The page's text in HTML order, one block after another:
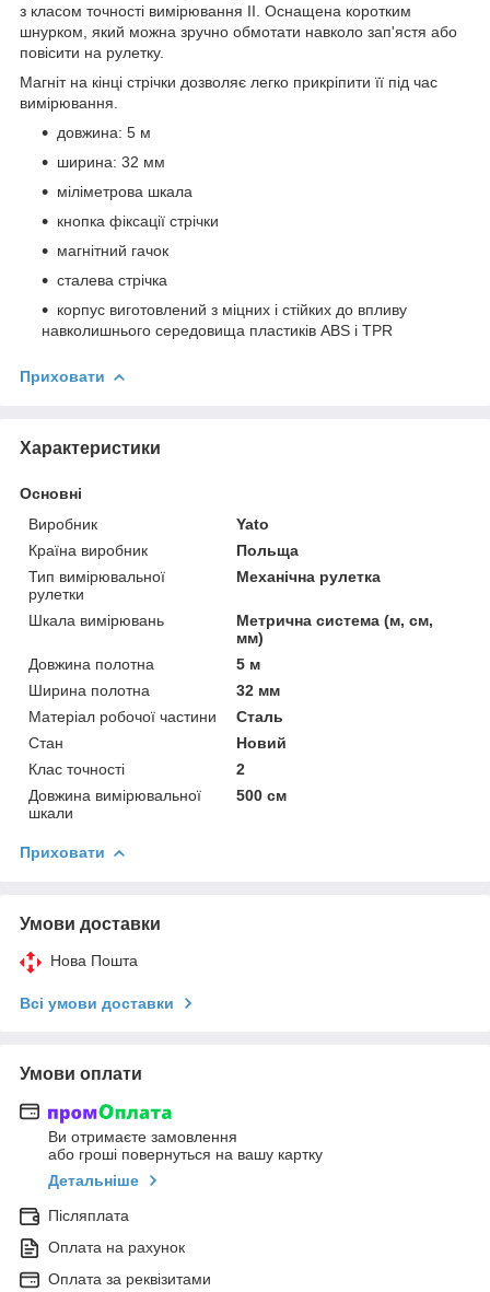
з класом точності вимірювання II. Оснащена коротким
шнурком, який можна зручно обмотати навколо зап'ястя або
повісити на рулетку.
Магніт на кінці стрічки дозволяє легко прикріпити її під час
вимірювання.
довжина: 5 м
ширина: 32 мм
міліметрова шкала
кнопка фіксації стрічки
магнітний гачок
сталева стрічка
корпус виготовлений з міцних і стійких до впливу
навколишнього середовища пластиків ABS і TPR
Приховати
Характеристики
Основні
Виробник
Yato
Країна виробник
Польща
Тип вимірювальної
рулетки
Механічна рулетка
Шкала вимірювань
Метрична система (м, см,
мм)
Довжина полотна
5 м
Ширина полотна
32 мм
Матеріал робочої частини
Сталь
Стан
Новий
Клас точності
2
Довжина вимірювальної
шкали
500 см
Приховати
Умови доставки
Нова Пошта
Всі умови доставки
Умови оплати
Ви отримаєте замовлення
або гроші повернуться на вашу картку
Детальніше
Післяплата
Оплата на рахунок
Оплата за реквізитами